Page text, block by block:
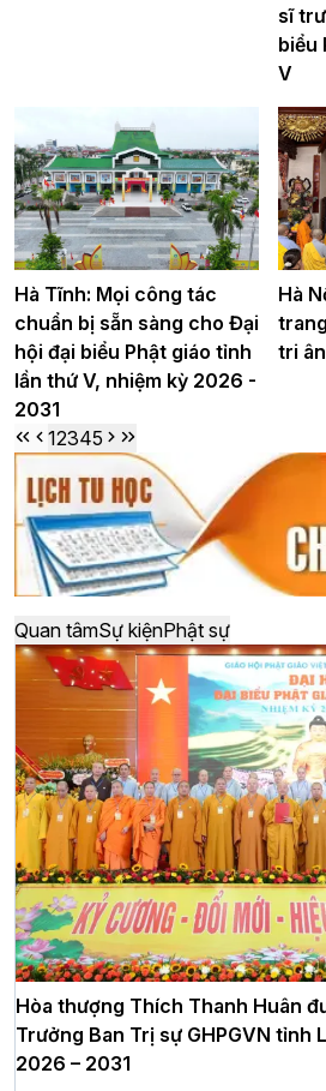
sĩ
biểu
V
Hà Tĩnh: Mọi công tác
chuẩn bị sẵn sàng cho Đại
hội đại biểu Phật giáo tỉnh
lần thứ V, nhiệm kỳ 2026 -
2031
Hà
tri
12345
Quan tâmSự kiệnPhật sự
Hòa thượng Thích Thanh Huân
Trưởng Ban Trị sự GHPGVN tỉnh
2026 – 2031